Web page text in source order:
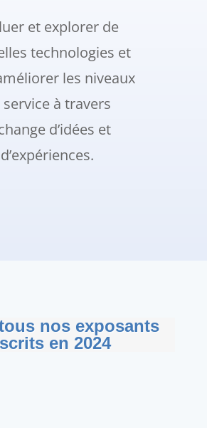
et explorer de
technologies et
les niveaux
service à travers
d’idées et
d’expériences.
nos exposants
en 2024